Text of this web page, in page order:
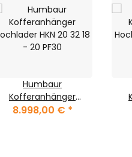
Humbaur
Kofferanhänger
Hochlader HKN 20 32 18
8.998,00 € *